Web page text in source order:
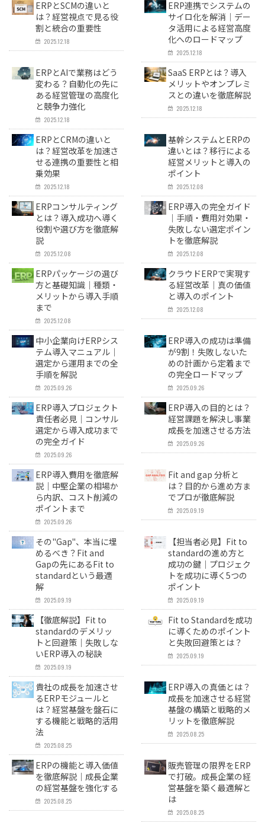
ERPとSCMの違いと
は？経営視点で見る役
割と統合の重要性
2025.12.18
ERP連携でシステムの
サイロ化を解消｜デー
タ活用による経営高度
化へのロードマップ
2025.12.18
ERPとAIで業務はどう
変わる？自動化の先に
ある経営管理の高度化
と競争力強化
2025.12.18
SaaS ERPとは？導入
メリットやオンプレミ
スとの違いを徹底解説
2025.12.18
ERPとCRMの違いと
は？経営改革を加速さ
せる連携の重要性と相
乗効果
2025.12.18
基幹システムとERPの
違いとは？移行による
経営メリットと導入の
ポイント
2025.12.08
ERPコンサルティング
とは？導入成功へ導く
役割や選び方を徹底解
説
2025.12.08
ERP導入の完全ガイド
｜手順・費用対効果・
失敗しない選定ポイン
トを徹底解説
2025.12.08
ERPパッケージの選び
方と基礎知識｜種類・
メリットから導入手順
まで
2025.12.08
クラウドERPで実現す
る経営改革｜真の価値
と導入のポイント
2025.12.08
中小企業向けERPシス
テム導入マニュアル｜
選定から運用までの全
手順を解説
2025.09.26
ERP導入の成功は準備
が9割！失敗しないた
めの計画から定着まで
の完全ロードマップ
2025.09.26
ERP導入プロジェクト
責任者必見｜コンサル
選定から導入成功まで
の完全ガイド
2025.09.26
ERP導入の目的とは？
経営課題を解決し事業
成長を加速させる方法
2025.09.26
ERP導入費用を徹底解
説｜中堅企業の相場か
ら内訳、コスト削減の
ポイントまで
2025.09.26
Fit and gap 分析と
は？目的から進め方ま
でプロが徹底解説
2025.09.19
その"Gap"、本当に埋
めるべき？Fit and
Gapの先にあるFit to
standardという最適
解
2025.09.19
【担当者必見】Fit to
standardの進め方と
成功の鍵｜プロジェク
トを成功に導く5つの
ポイント
2025.09.19
【徹底解説】Fit to
standardのデメリッ
トと回避策｜失敗しな
いERP導入の秘訣
2025.09.19
Fit to Standardを成功
に導くためのポイント
と失敗回避策とは？
2025.09.19
貴社の成長を加速させ
るERPモジュールと
は？経営基盤を盤石に
する機能と戦略的活用
法
2025.08.25
ERP導入の真価とは？
成長を加速させる経営
基盤の構築と戦略的メ
リットを徹底解説
2025.08.25
ERPの機能と導入価値
を徹底解説｜成長企業
の経営基盤を強化する
2025.08.25
販売管理の限界をERP
で打破。成長企業の経
営基盤を築く最適解と
は
2025.08.25